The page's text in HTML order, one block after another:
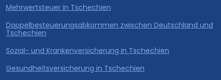
Mehrwertsteuer in Tschechien
Doppelbesteuerungsabkommen zwischen Deutschland und
Tschechien
Sozial- und Krankenversicherung in Tschechien
Gesundheitsversicherung in Tschechien